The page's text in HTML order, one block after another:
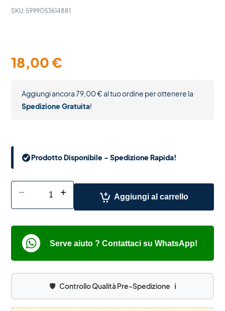
SKU: 5999053614881
18,00€
Aggiungi ancora79,00€al tuo ordine per ottenere la
Spedizione Gratuita!
Prodotto Disponibile - Spedizione Rapida!
- + Aggiungi al carrello
Serve aiuto ? Contattaci su WhatsApp!
🛡️ Controllo Qualità Pre-Spedizione ℹ️